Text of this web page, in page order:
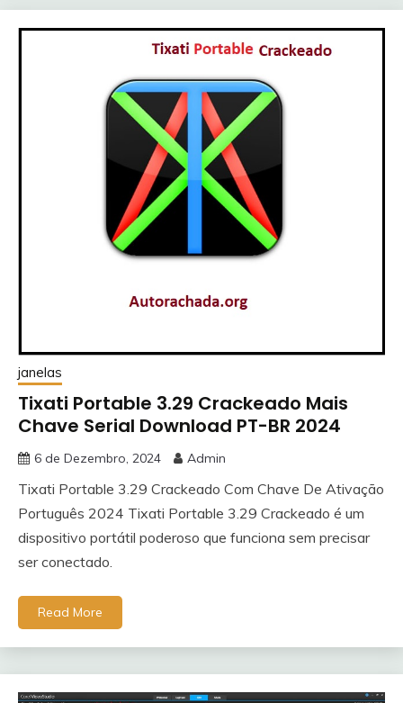
janelas
Tixati Portable 3.29 Crackeado Mais
Chave Serial Download PT-BR 2024
6 de Dezembro, 2024 Admin
Tixati Portable 3.29 Crackeado Com Chave De Ativação
Português 2024 Tixati Portable 3.29 Crackeado é um
dispositivo portátil poderoso que funciona sem precisar
ser conectado.
Read More